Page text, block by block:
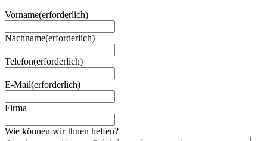
Vorname(erforderlich)
Nachname(erforderlich)
Telefon(erforderlich)
E-Mail(erforderlich)
Firma
Wie können wir Ihnen helfen?